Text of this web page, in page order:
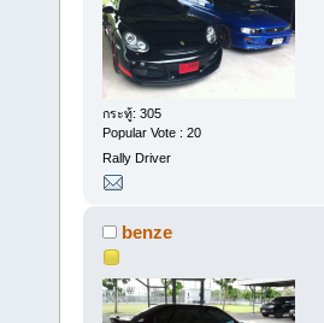
กระทู้: 305
Popular Vote : 20
Rally Driver
benze